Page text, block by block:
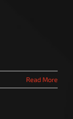
Read More